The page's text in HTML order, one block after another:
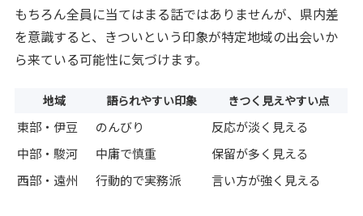
もちろん全員に当てはまる話ではありませんが、県内差
を意識すると、きついという印象が特定地域の出会いか
ら来ている可能性に気づけます。
地域 語られやすい印象 きつく見えやすい点
東部・伊豆 のんびり
反応が淡く見える
中部・駿河
中庸で慎重
保留が多く見える
西部・遠州
行動的で実務派 言い方が強く見える